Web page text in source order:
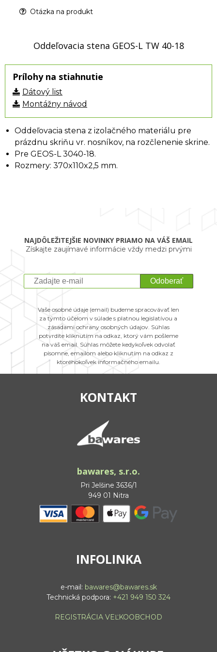
Otázka na produkt
Oddeľovacia stena GEOS-L TW 40-18
Prílohy na stiahnutie
Dátový list
Montážny návod
Oddeľovacia stena z izolačného materiálu pre
prázdnu skriňu vr. nosníkov, na rozčlenenie skrine.
Pre GEOS-L 3040-18.
Rozmery: 370x110x2,5 mm.
NAJDÔLEŽITEJŠIE NOVINKY PRIAMO NA VÁŠ EMAIL
Získajte zaujímavé informácie vždy medzi prvými
Odoberať
Vaše osobné údaje (email) budeme spracovávať len
za týmto účelom v súlade s platnou legislatívou a
zásadami ochrany osobných údajov. Súhlas
potvrdíte kliknutím na odkaz, ktorý vám pošleme
na váš email. Súhlas môžete kedykoľvek odvolať
písomne, emailom alebo kliknutím na odkaz z
ktoréhokoľvek informačného emailu.
KONTAKT
bawares, s.r.o.
Pri Jelšine 3636/1
949 01 Nitra
INFOLINKA
e-mail: bawares@bawares.sk
Technická podpora: +421 949 150 324
REGISTRÁCIA VEĽKOOBCHOD